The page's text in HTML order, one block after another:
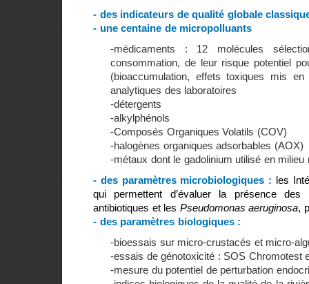
- des indicateurs de qualité globale
- une centaine de micropolluants
-médicaments : 12 molécules
consommation, de leur risque potentiel
(bioaccumulation, effets toxiques mis
analytiques des laboratoires
-détergents
-alkylphénols
-Composés Organiques Volatils (COV)
-halogènes organiques adsorbables (AOX)
-métaux dont le gadolinium utilisé en milieu
- des paramètres microbiologiques : les
qui permettent d’évaluer la présence des
antibiotiques et les Pseudomonas aeruginosa,
- desparamètres biologiques :
-bioessais sur micro-crustacés et micro-
-essais de génotoxicité : SOS Chromotest
-mesure du potentiel de perturbation